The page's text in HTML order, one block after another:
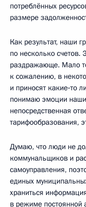
потреблённых
размере
Как результат, наши
по несколько счетов.
раздражающе. Мало
к сожалению, в
и приносят какие‑то
понимаю эмоции
непосредственная
тарифообразования,
Думаю, что люди не
коммунальщиков и
самоуправления,
единых
храниться
в режиме постоянной